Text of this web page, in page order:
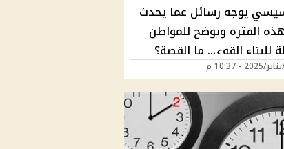
يوجه رسائل عما يحدث
الفترة ويوضح للمواطن
للبناء القوي.. ما القصة؟